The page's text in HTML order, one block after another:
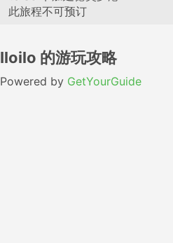
此旅程不可预订
Iloilo 的游玩攻略
Powered by GetYourGuide